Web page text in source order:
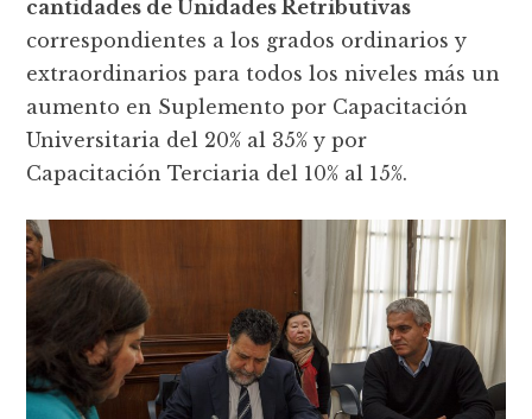
cantidades de Unidades Retributivas
correspondientes a los grados ordinarios y
extraordinarios para todos los niveles más un
aumento en Suplemento por Capacitación
Universitaria del 20% al 35% y por
Capacitación Terciaria del 10% al 15%.